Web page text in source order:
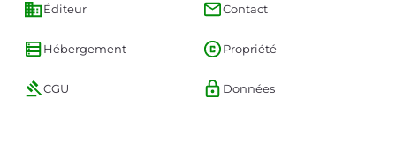
Éditeur Contact
Hébergement Propriété
CGU Données